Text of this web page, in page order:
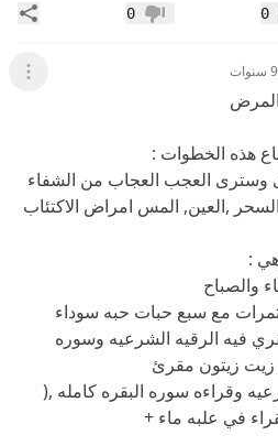
0 عدم إعجاب
0
9 سنوات عرض
هذه الخطوات :
وسترى العجب العجاب من الشفاء
,العين, المس امراض الاكتئاب
:
تمرات مع سبع حبات حبه سوداء
فيه الرقيه الشرعيه وسوره
زيت زيتون مقرئ
وقراءه سوره البقره كامله ,(
في علبه ماء +